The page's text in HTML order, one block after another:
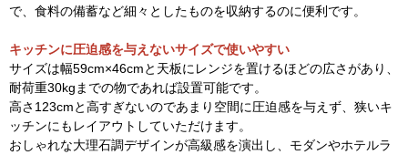
で、食料の備蓄など細々としたものを収納するのに便利です。
キッチンに圧迫感を与えないサイズで使いやすい
サイズは幅59cm×46cmと天板にレンジを置けるほどの広さがあり、
耐荷重30kgまでの物であれば設置可能です。
高さ123cmと高すぎないのであまり空間に圧迫感を与えず、狭いキ
ッチンにもレイアウトしていただけます。
おしゃれな大理石調デザインが高級感を演出し、モダンやホテルラ